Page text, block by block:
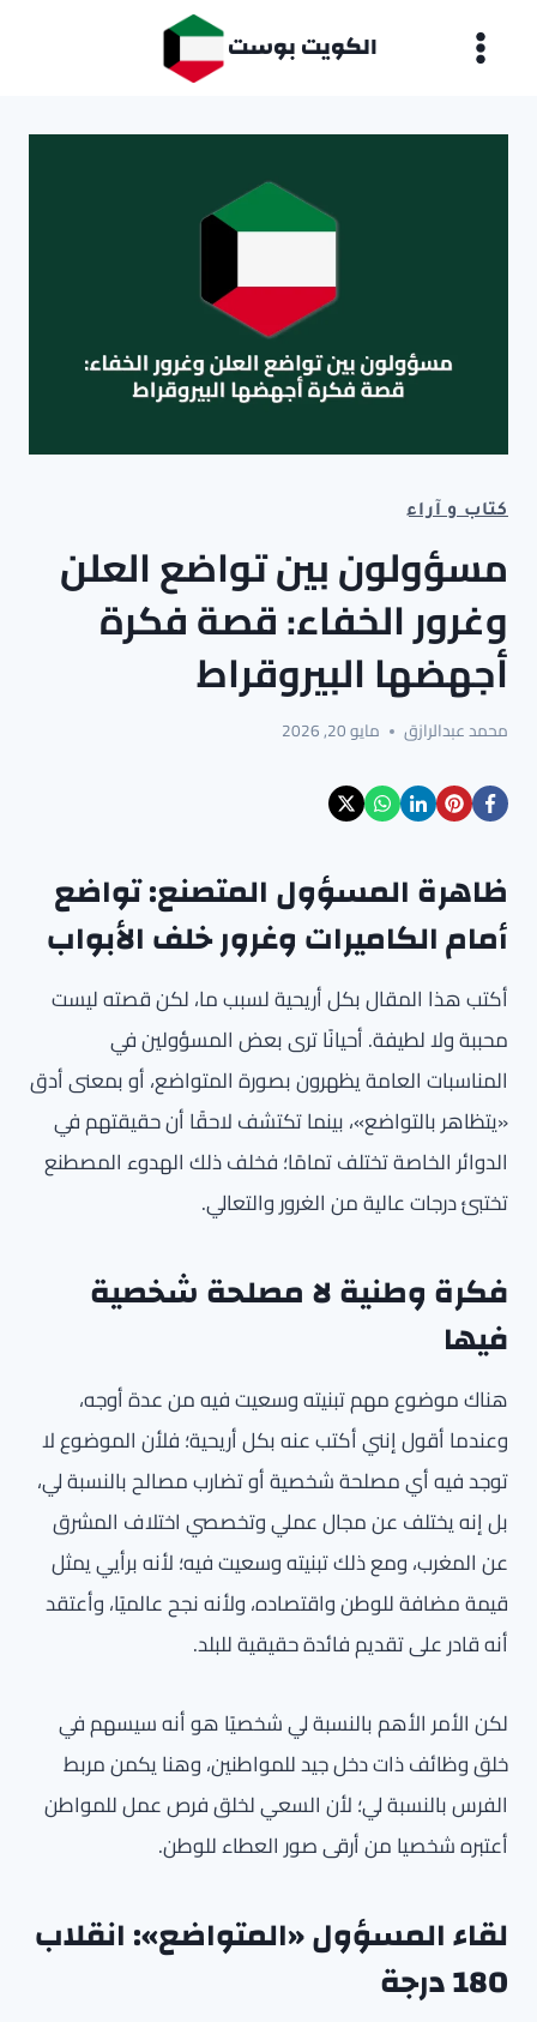
الكويت بوست
كتاب و آراء
مسؤولون بين تواضع العلن
وغرور الخفاء: قصة فكرة
أجهضها البيروقراط
محمد عبدالرازق مايو 20, 2026
ظاهرة المسؤول المتصنع: تواضع
أمام الكاميرات وغرور خلف الأبواب
أكتب هذا المقال بكل أريحية لسبب ما، لكن قصته ليست
محببة ولا لطيفة. أحيانًا ترى بعض المسؤولين في
المناسبات العامة يظهرون بصورة المتواضع، أو بمعنى أدق
«يتظاهر بالتواضع»، بينما تكتشف لاحقًا أن حقيقتهم في
الدوائر الخاصة تختلف تمامًا؛ فخلف ذلك الهدوء المصطنع
تختبئ درجات عالية من الغرور والتعالي.
فكرة وطنية لا مصلحة شخصية
فيها
هناك موضوع مهم تبنيته وسعيت فيه من عدة أوجه،
وعندما أقول إنني أكتب عنه بكل أريحية؛ فلأن الموضوع لا
توجد فيه أي مصلحة شخصية أو تضارب مصالح بالنسبة لي،
بل إنه يختلف عن مجال عملي وتخصصي اختلاف المشرق
عن المغرب، ومع ذلك تبنيته وسعيت فيه؛ لأنه برأيي يمثل
قيمة مضافة للوطن واقتصاده، ولأنه نجح عالميًا، وأعتقد
أنه قادر على تقديم فائدة حقيقية للبلد.
لكن الأمر الأهم بالنسبة لي شخصيًا هو أنه سيسهم في
خلق وظائف ذات دخل جيد للمواطنين، وهنا يكمن مربط
الفرس بالنسبة لي؛ لأن السعي لخلق فرص عمل للمواطن
أعتبره شخصيا من أرقى صور العطاء للوطن.
لقاء المسؤول «المتواضع»: انقلاب
180 درجة